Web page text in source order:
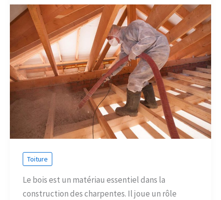
Toiture
Le bois est un matériau essentiel dans la
construction des charpentes. Il joue un rôle